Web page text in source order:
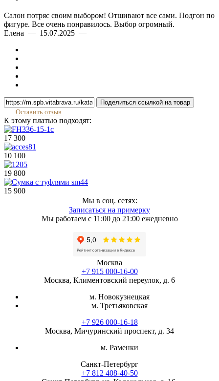
Салон потряс своим выбором! Отшивают все сами. Подгон по
фигуре. Все очень понравилось. Выбор огромный.
Елена — 15.07.2025 —
Поделиться ссылкой на товар
Оставить отзыв
К этому платью подходят:
17 300
10 100
19 800
15 900
Мы в соц. сетях:
Записаться на примерку
Мы работаем с 11:00 до 21:00 ежедневно
Москва
+7 915 000-16-00
Москва, Климентовский переулок, д. 6
м. Новокузнецкая
м. Третьяковская
+7 926 000-16-18
Москва, Мичуринский проспект, д. 34
м. Раменки
Санкт-Петербург
+7 812 408-40-50